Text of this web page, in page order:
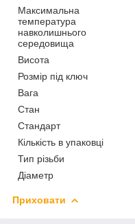
Максимальна
температура
навколишнього
середовища
Висота
Розмір під ключ
Вага
Стан
Стандарт
Кількість в упаковці
Тип різьби
Діаметр
Приховати